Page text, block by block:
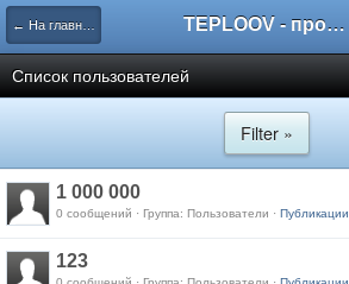
← На главную TEPLOOV - программный комплекс для расчёта систем отопления и вентиляции
Список пользователей
Filter »
1 000 000
0 сообщений · Группа: Пользователи · Публикации
123